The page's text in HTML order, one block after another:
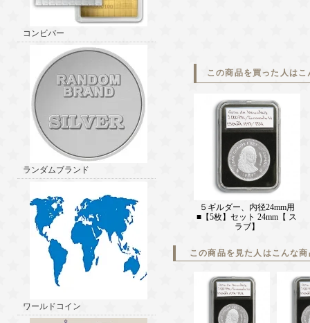
コンビバー
ランダムブランド
ワールドコイン
この商品を買った人は
５ギルダー、内径24mm用
■【5枚】セット 24mm【 ス
ラブ】
この商品を見た人はこんな